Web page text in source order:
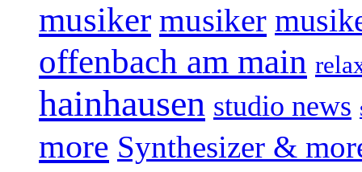
musiker musiker
offenbach am main
hainhausen studio news
more Synthesizer &